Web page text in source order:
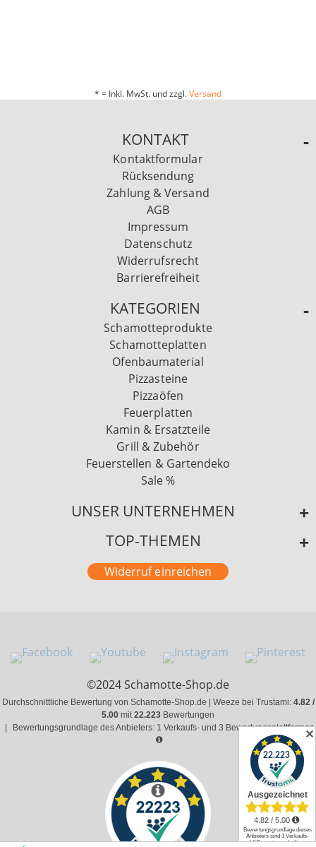
* = Inkl. MwSt. und zzgl.Versand
KONTAKT
Kontaktformular
Rücksendung
Zahlung & Versand
AGB
Impressum
Datenschutz
Widerrufsrecht
Barrierefreiheit
KATEGORIEN
Schamotteprodukte
Schamotteplatten
Ofenbaumaterial
Pizzasteine
Pizzaöfen
Feuerplatten
Kamin & Ersatzteile
Grill & Zubehör
Feuerstellen & Gartendeko
Sale %
UNSER UNTERNEHMEN
TOP-THEMEN
Widerruf einreichen
©2024 Schamotte-Shop.de
Durchschnittliche Bewertung von Schamotte-Shop.de | Weeze bei Trustami: 4.82 /
5.00 mit22.223 Bewertungen
Bewertungsgrundlage des Anbieters: 1 Verkaufs- und 3 Bewertungsplattformen
✕